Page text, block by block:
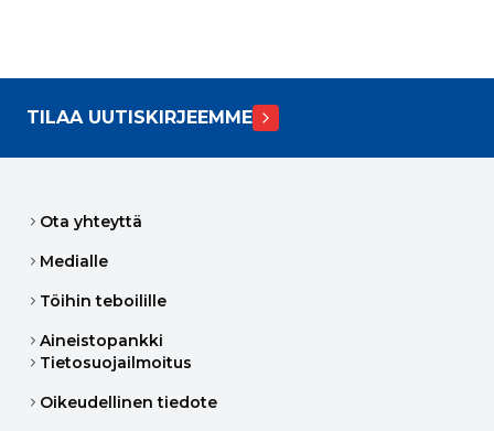
TILAA UUTISKIRJEEMME
Ota yhteyttä
Medialle
Töihin teboilille
Aineistopankki
Tietosuojailmoitus
Oikeudellinen tiedote